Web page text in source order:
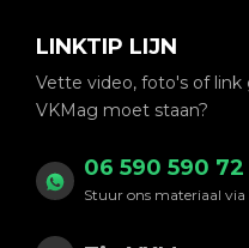
LINKTIP LIJN
Vette video, foto's of
VKMag moet staan?
06 590 590 72
Stuur ons materiaal